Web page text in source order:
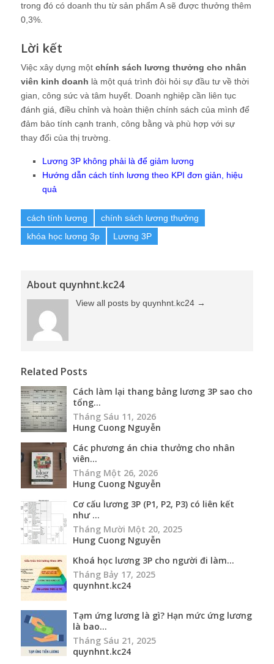
trong đó có doanh thu từ sản phẩm A sẽ được thưởng thêm
0,3%.
Lời kết
Việc xây dựng một chính sách lương thưởng cho nhân
viên kinh doanh là một quá trình đòi hỏi sự đầu tư về thời
gian, công sức và tâm huyết. Doanh nghiệp cần liên tục
đánh giá, điều chỉnh và hoàn thiện chính sách của mình để
đảm bảo tính cạnh tranh, công bằng và phù hợp với sự
thay đổi của thị trường.
Lương 3P không phải là để giảm lương
Hướng dẫn cách tính lương theo KPI đơn giản, hiệu
quả
cách tính lương
chính sách lương thưởng
khóa học lương 3p
Lương 3P
About quynhnt.kc24
View all posts by quynhnt.kc24 →
Related Posts
Cách làm lại thang bảng lương 3P sao cho
tổng...
Tháng Sáu 11, 2026
Hung Cuong Nguyễn
Các phương án chia thưởng cho nhân
viên...
Tháng Một 26, 2026
Hung Cuong Nguyễn
Cơ cấu lương 3P (P1, P2, P3) có liên kết
như ...
Tháng Mười Một 20, 2025
Hung Cuong Nguyễn
Khoá học lương 3P cho người đi làm...
Tháng Bảy 17, 2025
quynhnt.kc24
Tạm ứng lương là gì? Hạn mức ứng lương
là bao...
Tháng Sáu 21, 2025
quynhnt.kc24